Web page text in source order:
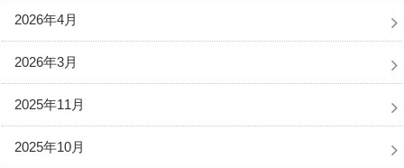
2026年4月
2026年3月
2025年11月
2025年10月